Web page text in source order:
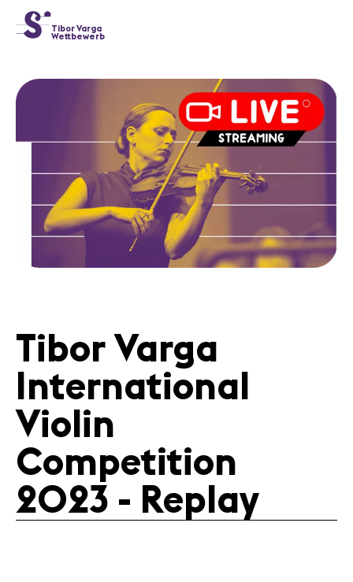
Tibor Varga
Wettbewerb
Konzerte
Preisträger
News
Partner
Medien
Presse
Jobs
Über uns
Impressum
Kontakt
Tibor Varga
International
Violin
Competition
2023 - Replay